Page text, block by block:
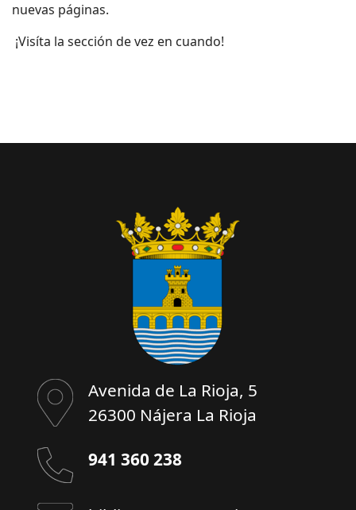
nuevas páginas.
¡Visíta la sección de vez en cuando!
Avenida de La Rioja, 5
26300 Nájera La Rioja
941 360 238